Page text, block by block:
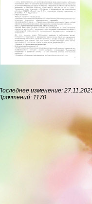
изменение:
1170